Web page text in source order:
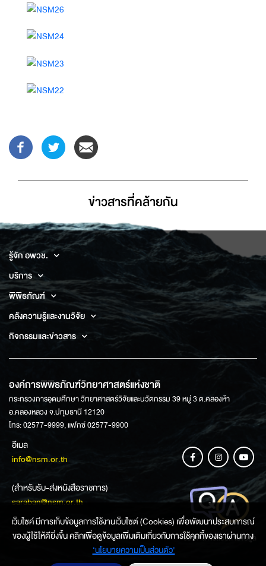
ข่าวสารที่่คล้ายกัน
รู้จัก อพวช.
บริการ
พิพิธภัณฑ์
คลังความรู้และงานวิจัย
กิจกรรมและข่าวสาร
องค์การพิพิธภัณฑ์วิทยาศาสตร์แห่งชาติ
กระทรวงการอุดมศึกษา วิทยาศาสตร์วิจัยและนวัตกรรม 39 หมู่ 3 ต.คลองห้า
อ.คลองหลวง จ.ปทุมธานี 12120
โทร: 02577-9999, แฟกซ์ 02577-9900
อีเมล
info@nsm.or.th
(สำหรับรับ-ส่งหนังสือราชการ)
saraban@nsm.or.th
ช่องทางการสอบถามข้อมูล
เว็บไซค์ มีการเก็บข้อมูลการใช้งานเว็บไซต์ (Cookies) เพื่อพัฒนาประสบการณ์
ของผู้ใช้ให้ดียิ่งขึ้น คลิกเพื่อดูข้อมูลเพิ่มเติมเกี่ยวกับการใช้คุกกี้ของเราผ่านทาง
‘นโยบายความเป็นส่วนตัว'